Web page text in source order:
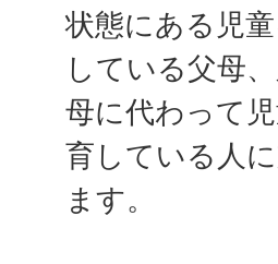
状態にある児
している父母
母に代わって
育している人
ます。